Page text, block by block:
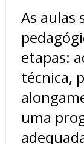
As aulas
etapas:
técnica,
uma